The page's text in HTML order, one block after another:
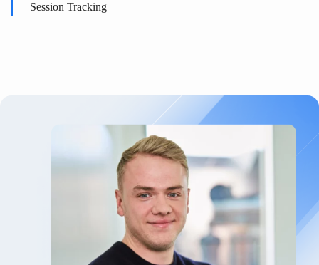
Session Tracking